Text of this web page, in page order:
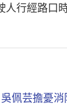
人行經路口
佩芸擔憂